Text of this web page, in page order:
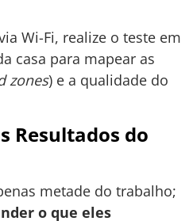
Wi-Fi, realize o teste em
casa para mapear as
zones) e a qualidade do
Resultados do
metade do trabalho;
o que eles